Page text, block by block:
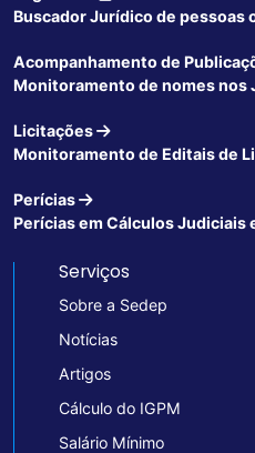
Buscador Jurídico de pessoas
Acompanhamento de
Monitoramento de nomes nos
Licitações
Monitoramento de Editais de
Perícias
Perícias em Cálculos Judiciais
Serviços
Sobre a Sedep
Notícias
Artigos
Cálculo do IGPM
Salário Mínimo